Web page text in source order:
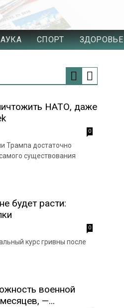
СПОРТ ЗДОРОВЬЕ
НАТО, даже
0
Трампа достаточно
существования
будет расти:
0
курс гривны после
военной
—...